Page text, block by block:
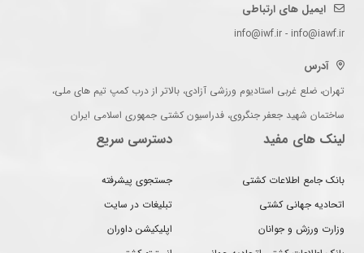
ایمیل های ارتباطی
info@iwf.ir - info@iawf.ir
آدرس
تهران، ضلع غربی استادیوم ورزشی آزادی، بالاتر از درب کمپ تیم های ملی،
ساختمان شهید جعفر جنگروی، فدراسیون کشتی جمهوری اسلامی ایران
لینک های مفید
بانک جامع اطلاعات کشتی
اتحادیه جهانی کشتی
وزارت ورزش و جوانان
دسترسی سریع
جستجوی پیشرفته
تبلیغات در سایت
اپلیکیشن داوران